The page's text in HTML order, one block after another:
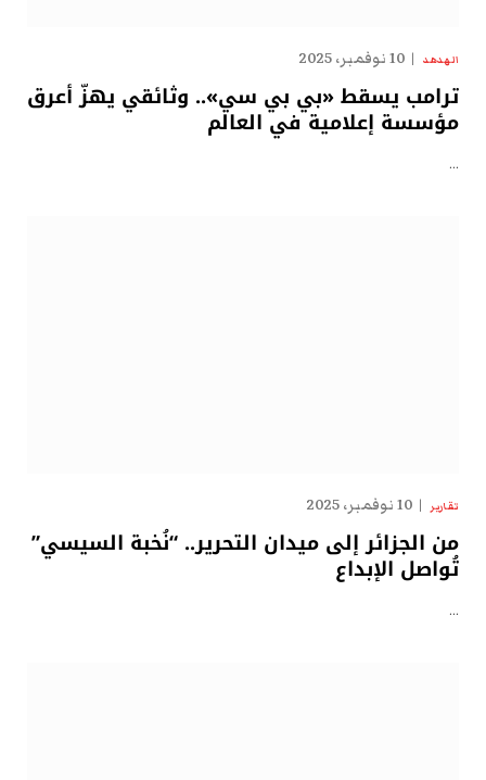
الهدهد 10 نوفمبر، 2025
ترامب يسقط «بي بي سي».. وثائقي يهزّ أعرق
مؤسسة إعلامية في العالم
…
تقارير 10 نوفمبر، 2025
من الجزائر إلى ميدان التحرير.. “نُخبة السيسي”
تُواصل الإبداع
…